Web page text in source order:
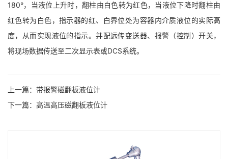
180°，当液位上升时，翻柱由白色转为红色，当液位下降时翻柱由
红色转为白色，指示器的红、白界位处为容器内介质液位的实际高
度，从而实现液位的指示。并配远传变送器、报警（控制）开关，
将现场数据传送至二次显示表或DCS系统。
上一篇： 带报警磁翻板液位计
下一篇： 高温高压磁翻板液位计